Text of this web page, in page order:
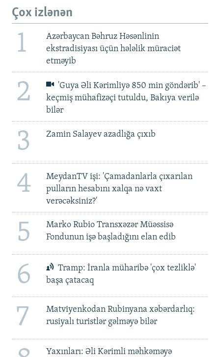
Çox izlənən
1
Azərbaycan Bəhruz Həsənlinin
ekstradisiyası üçün hələlik müraciət
etməyib
2
'Guya Əli Kərimliyə 850 min göndərib' –
keçmiş mühafizəçi tutuldu, Bakıya verilə
bilər
3 Zamin Salayev azadlığa çıxıb
4
MeydanTV işi: 'Çamadanlarla çıxarılan
pulların hesabını xalqa nə vaxt
verəcəksiniz?'
5
Marko Rubio Transxəzər Müəssisə
Fondunun işə başladığını elan edib
6
Tramp: İranla müharibə 'çox tezliklə'
başa çatacaq
7
Matviyenkodan Rubinyana xəbərdarlıq:
rusiyalı turistlər gəlməyə bilər
Yaxınları: Əli Kərimli məhkəməyə